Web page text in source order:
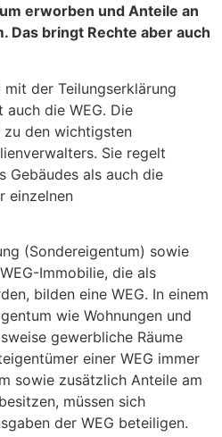
erworben und Anteile an
Das bringt Rechte aber auch
der Teilungserklärung
die WEG. Die
den wichtigsten
Sie regelt
Gebäudes als auch die
einzelnen
(Sondereigentum) sowie
Immobilie, die als
bilden eine WEG. In einem
wie Wohnungen und
gewerbliche Räume
einer WEG immer
sowie zusätzlich Anteile am
müssen sich
der WEG beteiligen.